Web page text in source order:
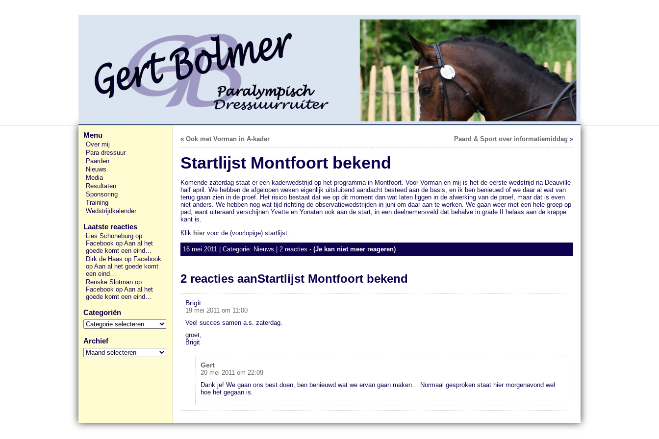
Menu
Over mij
Para dressuur
Paarden
Nieuws
Media
Resultaten
Sponsoring
Training
Wedstrijdkalender
Laatste reacties
Lies Schoneburg op
Facebook op Aan al het
goede komt een eind…
Dirk de Haas op Facebook
op Aan al het goede komt
een eind…
Renske Slotman op
Facebook op Aan al het
goede komt een eind…
Categoriën
Categoriën
Archief
Archief
« Ook met Vorman in A-kader Paard & Sport over informatiemiddag »
Startlijst Montfoort bekend
Komende zaterdag staat er een kaderwedstrijd op het programma in Montfoort. Voor Vorman en mij is het de eerste wedstrijd na Deauville
half april. We hebben de afgelopen weken eigenlijk uitsluitend aandacht besteed aan de basis, en ik ben benieuwd of we daar al wat van
terug gaan zien in de proef. Het risico bestaat dat we op dit moment dan wat laten liggen in de afwerking van de proef, maar dat is even
niet anders. We hebben nog wat tijd richting de observatiewedstrijden in juni om daar aan te werken. We gaan weer met een hele groep op
pad, want uiteraard verschijnen Yvette en Yonatan ook aan de start, in een deelnemersveld dat behalve in grade II helaas aan de krappe
kant is.
Klik hier voor de (voorlopige) startlijst.
16 mei 2011 | Categorie: Nieuws 2 reacties - (Je kan niet meer reageren)
2 reacties aanStartlijst Montfoort bekend
Brigit
19 mei 2011 om 11:00
Veel succes samen a.s. zaterdag.
groet,
Brigit
Gert
20 mei 2011 om 22:09
Dank je! We gaan ons best doen, ben benieuwd wat we ervan gaan maken… Normaal gesproken staat hier morgenavond wel
hoe het gegaan is.